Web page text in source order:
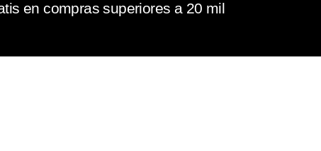
en compras superiores a 20 mil